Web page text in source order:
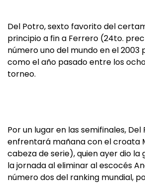
Del Potro, sexto favorito del
principio a fin a Ferrero (24to.
número uno del mundo en el 2003
como el año pasado entre los
torneo.
Por un lugar en las semifinales, Del
enfrentará mañana con el croata
cabeza de serie), quien ayer dio la
la jornada al eliminar al escocés
número dos del ranking mundial,